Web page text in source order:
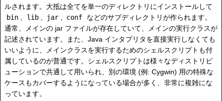
ルされます。大抵は全てを単一のディレクトリにインストールして
bin
lib jar conf
などのサブディレクトリが作られます。
通常、メインの jar ファイルが存在していて、メインの実行クラスが
記述されています。また、Java インタプリタを直接実行しなくても
いいように、メインクラスを実行するためのシェルスクリプトも付
属しているのが普通です。シェルスクリプトは様々なディストリビ
ューションで共通して用いられ、別の環境 (例: Cygwin) 用の特殊な
ケースもカバーするようになっている場合が多く、非常に複雑にな
っています。